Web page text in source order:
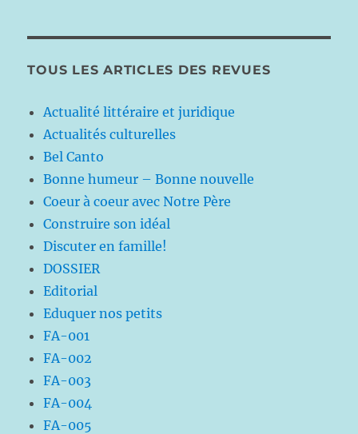
TOUS LES ARTICLES DES REVUES
Actualité littéraire et juridique
Actualités culturelles
Bel Canto
Bonne humeur – Bonne nouvelle
Coeur à coeur avec Notre Père
Construire son idéal
Discuter en famille!
DOSSIER
Editorial
Eduquer nos petits
FA-001
FA-002
FA-003
FA-004
FA-005